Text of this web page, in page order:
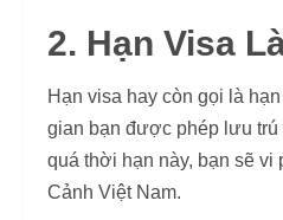
2. Hạn Visa
Hạn visa hay còn gọi là
gian bạn được phép lưu
quá thời hạn này, bạn sẽ vi
Cảnh Việt Nam.